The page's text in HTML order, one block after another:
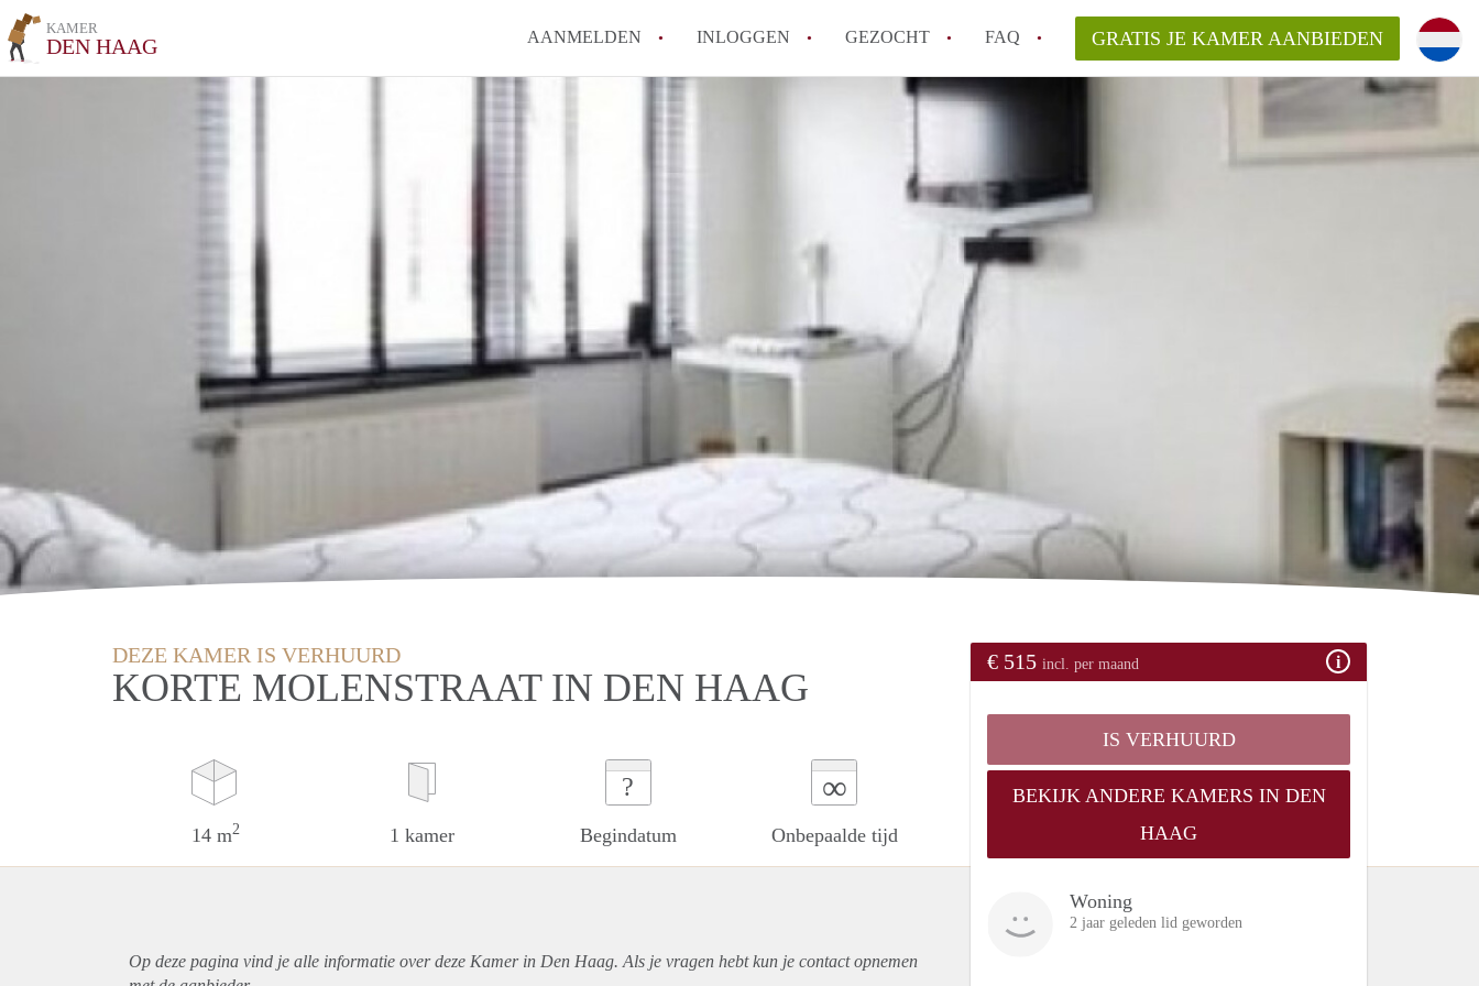
KAMER
DEN HAAG AANMELDEN INLOGGEN GEZOCHT FAQ
Hoeveel kost het om te reageren op een Kamer in Den Haag?
Wat is de privacyverklaring van KamerDenHaag?
Berekent KamerDenHaag makelaarsvergoeding/bemiddelingsvergoeding?
GRATIS JE KAMER AANBIEDEN
DEZE KAMER IS VERHUURD
KORTE MOLENSTRAAT IN DEN HAAG
14 m2 1 kamer
?
Begindatum
∞
Onbepaalde tijd
€ 515 incl. per maand
IS VERHUURD
BEKIJK ANDERE KAMERS IN DEN
HAAG
Woning
2 jaar geleden lid geworden
Op deze pagina vind je alle informatie over deze Kamer in Den Haag. Als je vragen hebt kun je contact opnemen